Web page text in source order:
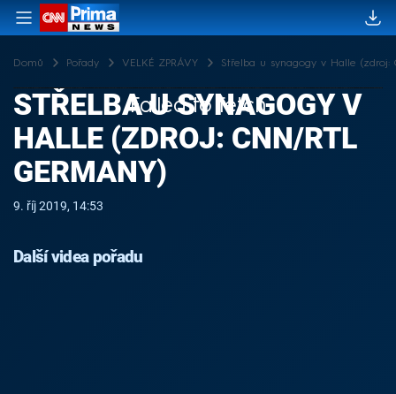
Domů Pořady VELKÉ ZPRÁVY Střelba u synagogy v Halle (zdroj:
Failed to fetch
STŘELBA U SYNAGOGY V
HALLE (ZDROJ: CNN/RTL
GERMANY)
9. říj 2019, 14:53
Další videa pořadu